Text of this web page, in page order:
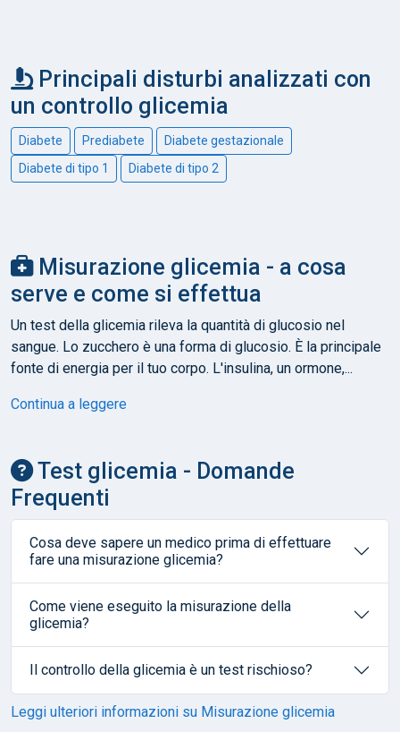
Principali disturbi analizzati con
un controllo glicemia
Diabete Prediabete
Diabete gestazionale
Diabete di tipo 1
Diabete di tipo 2
Misurazione glicemia - a cosa
serve e come si effettua
Un test della glicemia rileva la quantità di glucosio nel
sangue. Lo zucchero è una forma di glucosio. È la principale
fonte di energia per il tuo corpo. L'insulina, un ormone,...
Continua a leggere
Test glicemia - Domande
Frequenti
Cosa deve sapere un medico prima di effettuare
fare una misurazione glicemia?
Come viene eseguito la misurazione della
glicemia?
Il controllo della glicemia è un test rischioso?
Leggi ulteriori informazioni su Misurazione glicemia